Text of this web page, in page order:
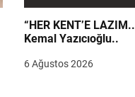
“HER KENT’E LAZIM.. ”Mehmet
Kemal Yazıcıoğlu..
6 Ağustos 2026